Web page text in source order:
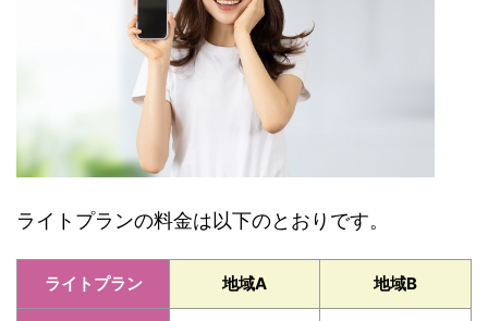
ライトプランの料金は以下のとおりです。
ライトプラン 地域A 地域B